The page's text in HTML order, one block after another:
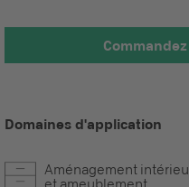
Domaines d'application
Aménagement